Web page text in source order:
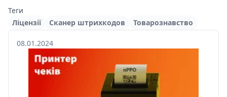
08.01.2024
Теги
Ліцензії
Сканер штрихкодов Товарознавство